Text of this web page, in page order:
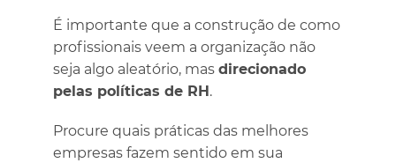
É importante que a construção de como
profissionais veem a organização não
seja algo aleatório, mas direcionado
pelas políticas de RH.
Procure quais práticas das melhores
empresas fazem sentido em sua